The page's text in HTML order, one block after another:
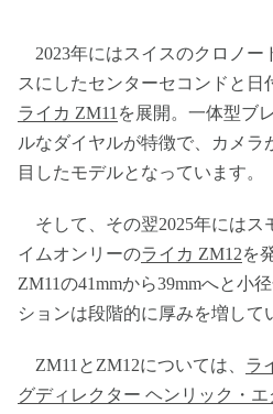
2023年にはスイスのクロノー
スにしたセンターセコンドと
ライカ ZM11 を展開。一体型ブ
ルなダイヤルが特徴で、カメ
目したモデルとなっています。
そして、その翌2025年にはス
イムオンリーのライカ ZM12を
ZM11の41mmから39mmへと小
ションは段階的に厚みを増して
ZM11とZM12については、 ラ
グディレクター ヘンリック・